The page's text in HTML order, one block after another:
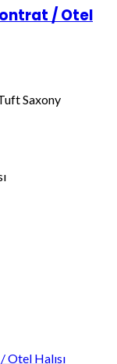
/ Otel
Saxony